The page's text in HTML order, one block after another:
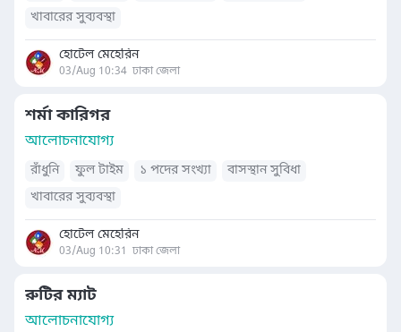
খাবারের সুব্যবস্থা
হোটেল মেহেরিন
03/Aug 10:34 ঢাকা জেলা
শর্মা কারিগর
আলোচনাযোগ্য
রাঁধুনি ফুল টাইম ১ পদের সংখ্যা
বাসস্থান সুবিধা
খাবারের সুব্যবস্থা
হোটেল মেহেরিন
03/Aug 10:31 ঢাকা জেলা
রুটির ম্যাট
আলোচনাযোগ্য